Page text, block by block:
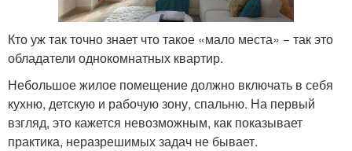
Кто уж так точно знает что такое «мало места» − так это
обладатели однокомнатных квартир.
Небольшое жилое помещение должно включать в себя
кухню, детскую и рабочую зону, спальню. На первый
взгляд, это кажется невозможным, как показывает
практика, неразрешимых задач не бывает.